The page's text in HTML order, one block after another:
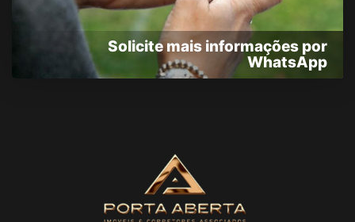
Solicite mais informações por
WhatsApp